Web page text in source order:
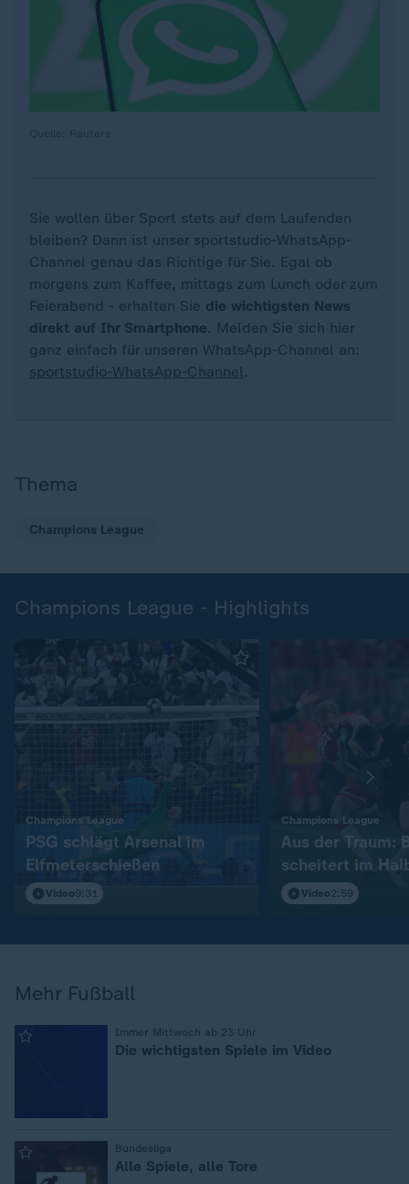
Sie wollen über Sport stets auf dem Laufenden
bleiben? Dann ist unser sportstudio-WhatsApp-
Channel genau das Richtige für Sie. Egal ob
morgens zum Kaffee, mittags zum Lunch oder zum
Feierabend - erhalten Sie die wichtigsten News
direkt auf Ihr Smartphone. Melden Sie sich hier
ganz einfach für unseren WhatsApp-Channel an:
sportstudio-WhatsApp-Channel.
Thema
Champions League
Champions League - Highlights
Champions League
PSG schlägt Arsenal im
Elfmeterschießen
Video9:31
Champions League
Aus der Traum:
scheitert im
Video2:59
Mehr Fußball
Immer Mittwoch ab 23 Uhr
Die wichtigsten Spiele im Video
Bundesliga
Alle Spiele, alle Tore